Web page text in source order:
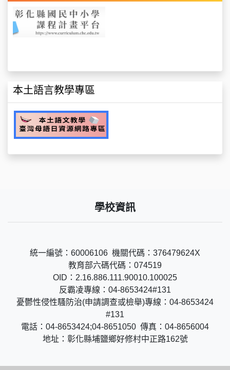
本土語言教學專區
學校資訊
統一編號：60006106 機關代碼：376479624X
教育部六碼代碼：074519
OID：2.16.886.111.90010.100025
反霸凌專線：04-8653424#131
憂鬱性侵性騷防治(申請調查或檢舉)專線：04-8653424
#131
電話：04-8653424;04-8651050 傳真：04-8656004
地址：彰化縣埔鹽鄉好修村中正路162號